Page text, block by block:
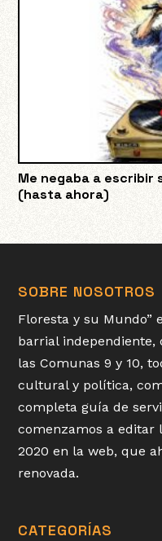
Me negaba a escribir
(hasta ahora)
SOBRE NOSOTROS
Floresta y su Mundo”
barrial independiente,
las Comunas 9 y 10,
cultural y política,
completa guía de
comenzamos a editar
2020 en la web, que
renovada.
CATEGORÍAS